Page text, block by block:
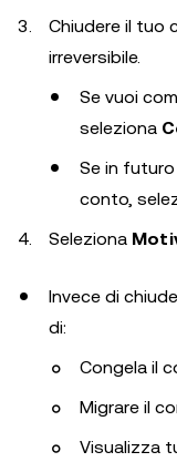
Chiudere il tuo
irreversibile.
Se vuoi
seleziona
Se in
conto,
Seleziona
Invece di
di:
Congela il
Migrare il
Visualizza